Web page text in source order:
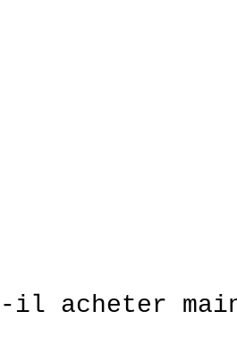
il acheter